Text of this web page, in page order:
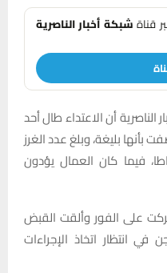
قناةشبكة أخبار الناصرية
أن الاعتداء طال أحد
بليغة، وبلغ عدد الغرز
فيما كان العمال يؤدون
على الفور وألقت القبض
انتظار اتخاذ الإجراءات